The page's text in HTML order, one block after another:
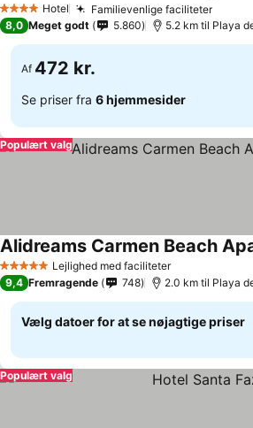
4 StjernerHotel Familievenlige faciliteter
8,0 Meget godt 5.860 5.2 km til Playa
Af 472 kr.
Se priser fra 6 hjemmesider
Populært valg
5 Stjerner Lejlighed med faciliteter
Alidreams Carmen Beach
9,4 Fremragende 748 2.0 km til Playa
Vælg datoer for at se nøjagtige priser
Populært valg